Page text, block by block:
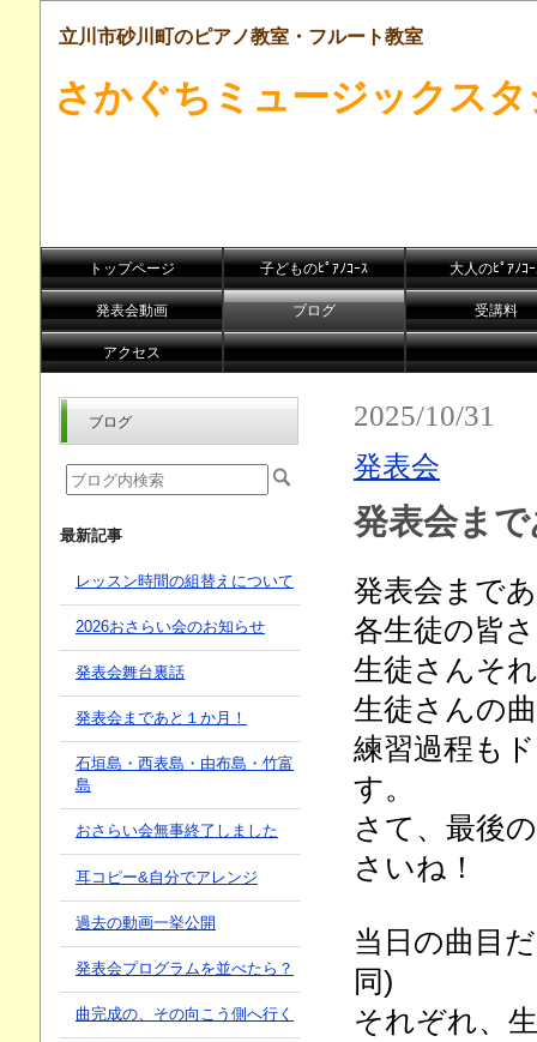
立川市砂川町のピアノ教室・フルート教室
さかぐちミュージックス
トップページ 子どものﾋﾟｱﾉｺｰｽ 大人のﾋﾟｱﾉｺ
発表会動画 ブログ 受講料
アクセス
2025/10/31
発表会
発表会ま
発表会まで
各生徒の皆
生徒さんそ
生徒さんの
練習過程も
す。
さて、最後
さいね！
当日の曲目
同)
それぞれ、
ブログ
最新記事
レッスン時間の組替えについて
2026おさらい会のお知らせ
発表会舞台裏話
発表会まであと１か月！
石垣島・西表島・由布島・竹富
島
おさらい会無事終了しました
耳コピー&自分でアレンジ
過去の動画一挙公開
発表会プログラムを並べたら？
曲完成の、その向こう側へ行く